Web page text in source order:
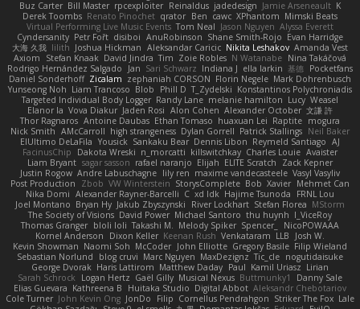
Buz Carter Bill Master rpcexploiter Reinaldus jadedesign Jamie Arseneault K
Derek Toombs Renato Pinochet qrator Ben cawc XPhantom Mimski Beats
Virtual Performing Live Music Events Tom Neal Jason Nguyen Alyssa Everett
Cyndersanity Petr Fořt disiboi AnuRobinson Shane Smith-Rojo Evan Harridge
大海 久我 lilith Joshua Hickman Aleksandar Caricic Nikita Leshakov Amanda Vest
Axiom
Stefan Knaak David Jindra Tim Zoie Robles N Watanabe Nina Takáčová
Rodrigo Hernández Salgado
Jan Sari Schwarz Indiana J ella larkin 基德 Pocketfans
Daniel Sonderhoff Zicalam zephaniah CORSON Florin Negele Mark Dohrenbusch
Yunseong Noh Liam Trancoso Blob Phill D T_Zydelski Konstantinos Polychroniadis
Targeted Individual Body Logger Randy Lane melanie hamilton Lucy Weasel
Elanor la Vova Diakur Jaden Rosi Alon Cohen Alexander October 文謙 許
Thor Ragnaros Antoine Daubas Ethan Tomaso huaxuan Lei Raptite mogura
Nick Smith AMcCarroll high strangeness Dylan Gorrell Patrick Stallings Neil Baker
ElUltimo DeLaFila Yousick Sankaku Bear Dennis Libon Reymeld Santiago AJ
FacinusChip
Dakota Wreski n_morcatti killswitchkay Charles Louie Avaister
Liam Bryant sagar sasson rafael naranjo Elijah ELITE Scratch
Zack Kepner
Justin Rogow Andre Labuschagne lily ren maxime vandecasteele Vasyl Vasyliv
Post Production
Zbob VW Winterstein StorysComplete Bob Xavier Mehmet Can
Nika Domi Alexander Rayner-Barcelli C xd Idk Hajime Tsunoda
FRNL Lou
Joel Montano Bryan Hy Jakub Zbyszynski River Lockhart Stefan Florea MStorm
The Society of Visions David Power Michael Santoro thu huynh I_ViceRoy
Thomas Granger bloli loli Takashi M. Melody Spiker Spencer_
NicoPOWAAA
Kornel Anderson
Dixon Keller Keenan Rush Venkataram LLB
Josh W.
Kevin Showman Naomi Soh McCoder John Elliotte Gregory Basile Filip Wieland
Sebastian Norlund
blog cruvi Marc Nguyen MaxDezignz Tic_cle nogutidaisuke
George Dvorak Haris Lattirom Matthew Daday Paul Kamil Uriasz Lirian
Sarah Schrock
Logan Hertz Gaël Gilly Musical Nexus Buttmunky1
Danny Sale
Elias Guevara Kathreena B Huitaka Studio Digital Abbot Aleksandr Chebotariov
Cole Turner John Kevin Ong JonDo Filip Cornellus Pendrahgon Striker The Fox Lale